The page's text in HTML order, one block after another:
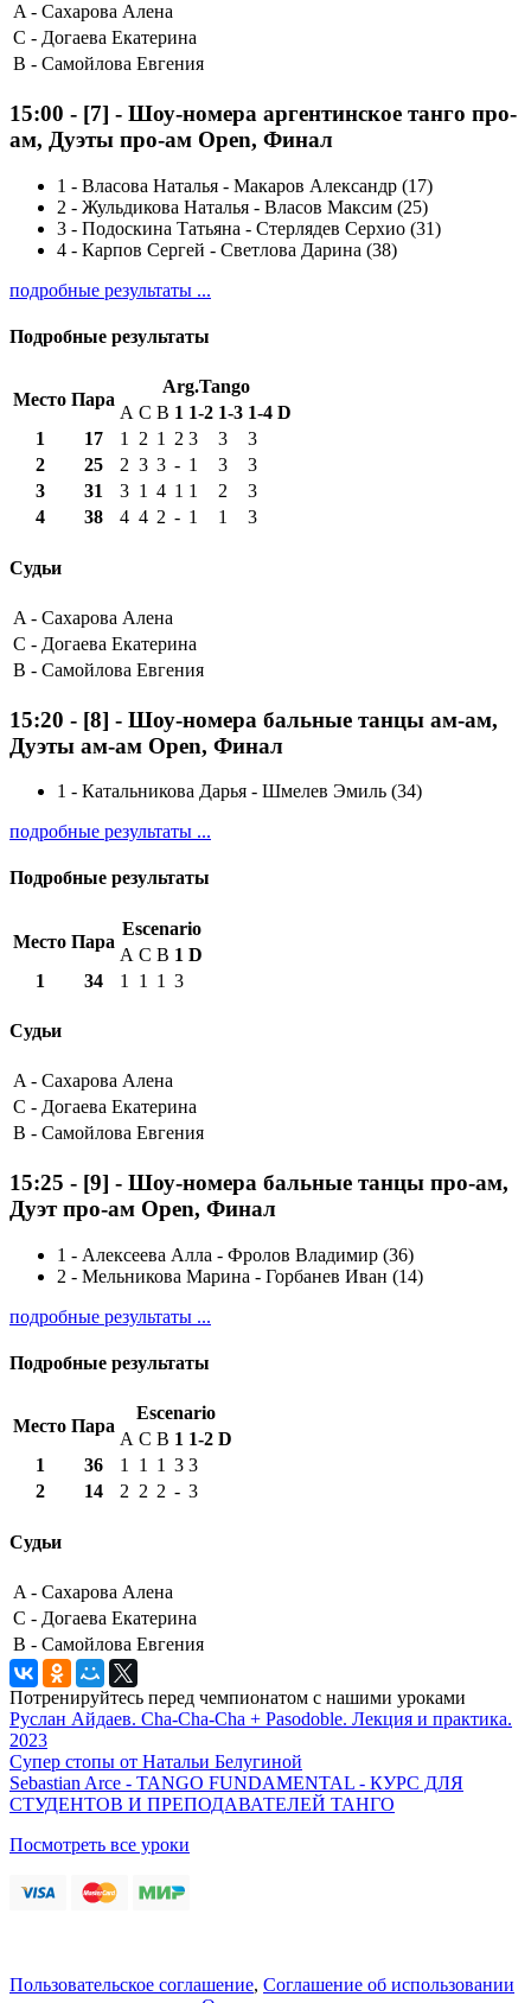
A - Сахарова Алена
C - Догаева Екатерина
B - Самойлова Евгения
15:00 - [7] - Шоу-номера аргентинское танго про-
ам, Дуэты про-ам Open, Финал
1 - Власова Наталья - Макаров Александр (17)
2 - Жульдикова Наталья - Власов Максим (25)
3 - Подоскина Татьяна - Стерлядев Серхио (31)
4 - Карпов Сергей - Светлова Дарина (38)
подробные результаты ...
Подробные результаты
Место Пара
Arg.Tango
A C B 1 1-2 1-3 1-4 D
1
17 1 2 1 2 3 3
3
2
25 2 3 3 - 1 3
3
3
31 3 1 4 1 1 2
3
4
38 4 4 2 - 1 1 3
Судьи
A - Сахарова Алена
C - Догаева Екатерина
B - Самойлова Евгения
15:20 - [8] - Шоу-номера бальные танцы ам-ам,
Дуэты ам-ам Open, Финал
1 - Катальникова Дарья - Шмелев Эмиль (34)
подробные результаты ...
Подробные результаты
Место Пара
Escenario
A C B 1 D
1
34 1 1 1 3
Судьи
A - Сахарова Алена
C - Догаева Екатерина
B - Самойлова Евгения
15:25 - [9] - Шоу-номера бальные танцы про-ам,
Дуэт про-ам Open, Финал
1 - Алексеева Алла - Фролов Владимир (36)
2 - Мельникова Марина - Горбанев Иван (14)
подробные результаты ...
Подробные результаты
Место Пара
Escenario
A C B 1 1-2 D
1
36 1 1 1 3 3
2
14 2 2 2 - 3
Судьи
A - Сахарова Алена
C - Догаева Екатерина
B - Самойлова Евгения
Потренируйтесь перед чемпионатом с нашими уроками
Руслан Айдаев. Cha-Cha-Cha + Pasodoble. Лекция и практика.
2023
Супер стопы от Натальи Белугиной
Sebastian Arce - TANGO FUNDAMENTAL - КУРС ДЛЯ
СТУДЕНТОВ И ПРЕПОДАВАТЕЛЕЙ ТАНГО
Посмотреть все уроки
Пользовательское соглашение, Соглашение об использовании